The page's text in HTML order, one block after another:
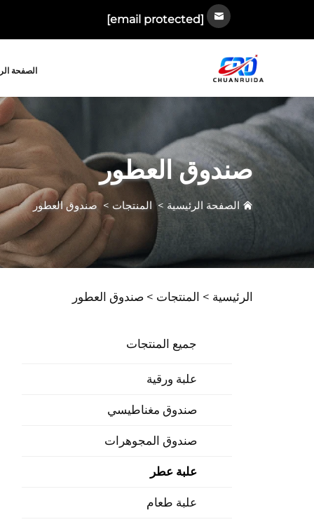
[email protected]
الصفحة
صندوق العطور
الصفحة الرئيسية > المنتجات > صندوق العطور
الرئيسية > المنتجات > صندوق العطور
جميع المنتجات
علبة ورقية
صندوق مغناطيسي
صندوق المجوهرات
علبة عطر
علبة طعام